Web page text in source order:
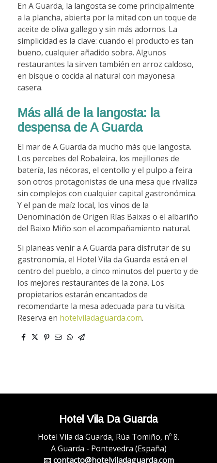
En A Guarda, la langosta se come principalmente
a la plancha, abierta por la mitad con un toque de
aceite de oliva gallego y sin más adornos. La
simplicidad es la clave: cuando el producto es tan
bueno, cualquier añadido sobra. Algunos
restaurantes la sirven también en arroz caldoso,
en bisque o cocida al natural con mayonesa
casera.
Más allá de la langosta: la
despensa de A Guarda
El mar de A Guarda da mucho más que langosta.
Los percebes del Robaleira, los mejillones de
batería, las nécoras, el centollo y el pulpo a feira
son otros protagonistas de una mesa que rivaliza
sin complejos con cualquier capital gastronómica.
Y el pan de maíz local, los vinos de la
Denominación de Origen Rías Baixas o el albariño
del Baixo Miño son el acompañamiento natural.
Si planeas venir a A Guarda para disfrutar de su
gastronomía, el Hotel Vila da Guarda está en el
centro del pueblo, a cinco minutos del puerto y de
los mejores restaurantes de la zona. Los
propietarios estarán encantados de
recomendarte la mesa adecuada para tu visita.
Reserva en hotelviladaguarda.com.
Hotel Vila Da Guarda
Hotel Vila da Guarda, Rúa Tomiño, nº 8.
A Guarda - Pontevedra (España)
📧 contacto@hotelviladaguarda.com